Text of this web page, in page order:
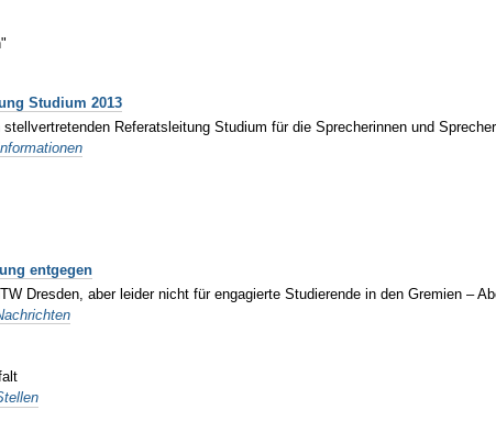
Studium 2013
Referatsleitung Studium für die Sprecherinnen und
entgegen
Dresden, aber leider nicht für engagierte Studierende in den Gremien –